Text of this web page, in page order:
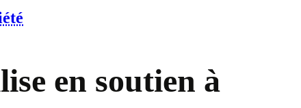
en soutien à